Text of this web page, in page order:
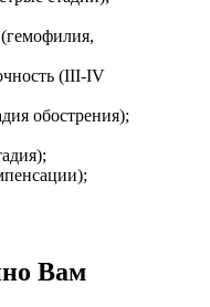
(III-IV
обострения);
Вам